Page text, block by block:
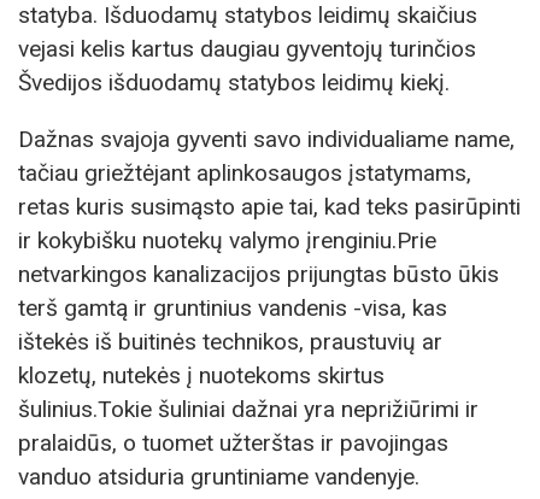
statyba. Išduodamų statybos leidimų skaičius
vejasi kelis kartus daugiau gyventojų turinčios
Švedijos išduodamų statybos leidimų kiekį.
Dažnas svajoja gyventi savo individualiame name,
tačiau griežtėjant aplinkosaugos įstatymams,
retas kuris susimąsto apie tai, kad teks pasirūpinti
ir kokybišku nuotekų valymo įrenginiu.Prie
netvarkingos kanalizacijos prijungtas būsto ūkis
terš gamtą ir gruntinius vandenis -visa, kas
ištekės iš buitinės technikos, praustuvių ar
klozetų, nutekės į nuotekoms skirtus
šulinius.Tokie šuliniai dažnai yra neprižiūrimi ir
pralaidūs, o tuomet užterštas ir pavojingas
vanduo atsiduria gruntiniame vandenyje.